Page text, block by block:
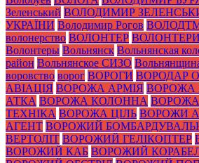
Зеленський ВОЛОДИМИР
УКРАЇНИ Володимир Рогов
волонерство ВОЛОНТЕР ВОЛОНТЕРИ
Волонтеры Вольнянск Вольнянская
район Вольнянское СИЗО
воровство ворог ВОРОГИ ВОРОДАР
АВІАЦІЯ ВОРОЖА АРМІЯ ВОРОЖА
АТКА ВОРОЖА КОЛОННА ВОРОЖА
ТЕХНІКА ВОРОЖА ЦІЛЬ ВОРОЖИ
АГЕНТ ВОРОЖИЙ
ВЕРТОЛІТ ВОРОЖИЙ ГЕЛІКОПТЕР
ВОРОЖИЙ КАБ ВОРОЖИЙ